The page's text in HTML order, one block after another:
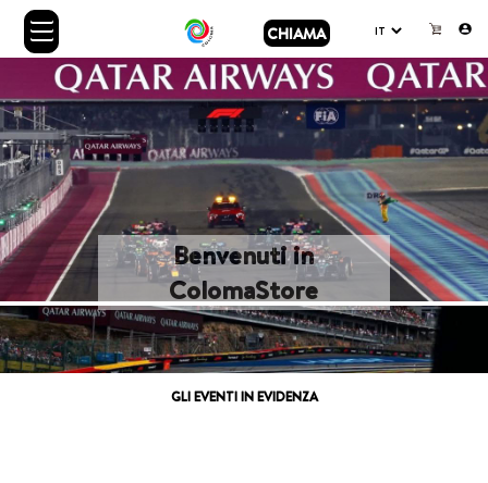
CHIAMA
Benvenuti in
ColomaStore
GLI EVENTI IN EVIDENZA